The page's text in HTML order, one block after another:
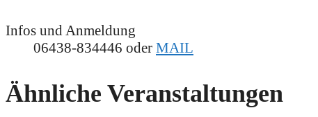
Infos und Anmeldung
06438-834446 oder MAIL
Ähnliche Veranstaltungen